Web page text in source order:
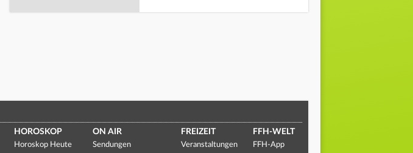
HOROSKOP
Horoskop Heute
ON AIR
Sendungen
FREIZEIT
Veranstaltungen
FFH-WELT
FFH-App